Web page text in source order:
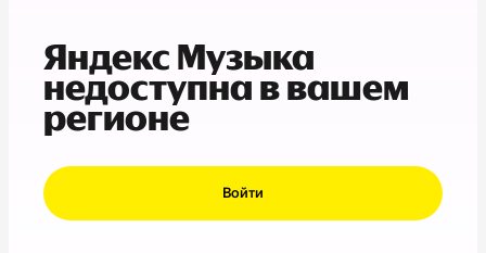
Яндекс Музыка
недоступна в вашем
регионе
Войти